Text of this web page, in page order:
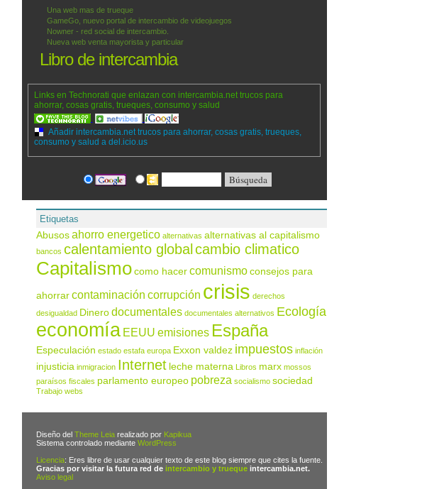
Una web mas de trueque
GameGo, nuevo portal de intercambio de videojuegos
Nowner - red social de intercambio.
Nueva web venta mayorista y particular
Libro de intercambia
Links en Technorati que enlazan con intercambia.net trucos para
ahorrar, cosas gratis, trueques, consumo y salud
Añadir intercambia.net trucos para ahorrar, cosas gratis, trueques,
consumo y salud a del.icio.us
Etiquetas
Abusos ahorro energetico alternativas alternativas al capitalismo
bancos calentamiento global cambio climatico
Capitalismo como hacer comunismo consejos para
ahorrar contaminación corrupción crisis derechos
desigualdad Dinero documentales documentales alternativos Ecología
economía EEUU emisiones España
Especulación estado estafa europa Exxon valdez impuestos inflación
injusticia inmigracion Internet leche materna Libros marx mossos
paraísos fiscales parlamento europeo pobreza socialismo sociedad
Trabajo webs
Diseño del Theme Leiarealizado por Kapikua
Sistema controlado mediante WordPress
Licencia: Eres libre de usar cualquier texto de este blog siempre que cites la fuente.
Gracias por visitar la futura red de intercambio y truequeintercambia.net.
Aviso legal